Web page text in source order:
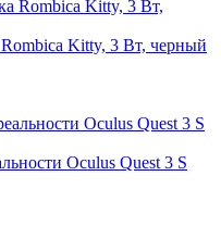
Kitty, 3 Вт, черный
Oculus Quest 3 S